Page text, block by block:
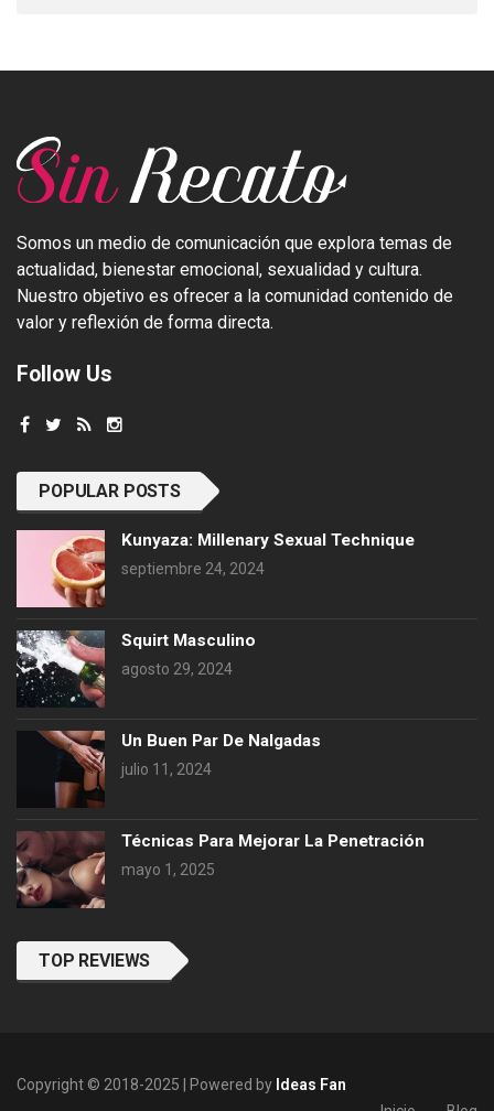
Somos un medio de comunicación que explora temas de
actualidad, bienestar emocional, sexualidad y cultura.
Nuestro objetivo es ofrecer a la comunidad contenido de
valor y reflexión de forma directa.
Follow Us
POPULAR POSTS
Kunyaza: Millenary Sexual Technique
septiembre 24, 2024
Squirt Masculino
agosto 29, 2024
Un Buen Par De Nalgadas
julio 11, 2024
Técnicas Para Mejorar La Penetración
mayo 1, 2025
TOP REVIEWS
Copyright © 2018-2025 | Powered by Ideas Fan